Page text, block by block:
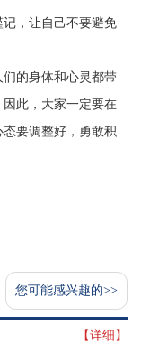
，让自己不要避免
的身体和心灵都带
此，大家一定要在
要调整好，勇敢积
您可能感兴趣的>>
【详细】